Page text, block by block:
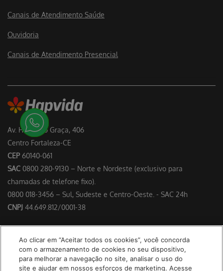
Av. Heráclito Graça, 406
Centro Fortaleza-CE
CEP60140-061
SAC 0800 280-9130 – Norte e Nordeste (exclusivo para
chamadas de telefone fixo).
0800 018-3456 – Sul, Sudeste e Centro-Oeste. - SAC 24h
CNPJ 44.649.812/0001-38
CRM/CE 4953
Canais de Atendimento Saúde
Ouvidoria
Canais de Atendimento Presencial
Ao clicar em “Aceitar todos os cookies”, você concorda
com o armazenamento de cookies no seu dispositivo,
para melhorar a navegação no site, analisar o uso do
site e ajudar em nossos esforços de marketing. Acesse